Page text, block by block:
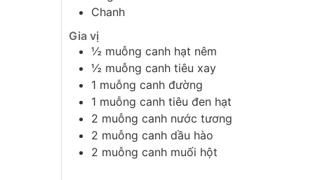
Chanh
Gia vị
½ muỗng canh hạt nêm
½ muỗng canh tiêu xay
1 muỗng canh đường
1 muỗng canh tiêu đen hạt
2 muỗng canh nước tương
2 muỗng canh dầu hào
2 muỗng canh muối hột